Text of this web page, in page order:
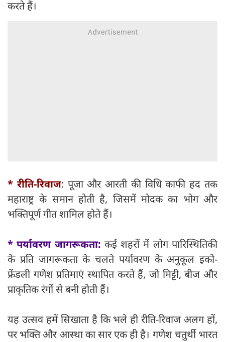
करते हैं।
* रीति-रिवाज: पूजा और आरती की विधि काफी हद तक
महाराष्ट्र के समान होती है, जिसमें मोदक का भोग और
भक्तिपूर्ण गीत शामिल होते हैं।
* पर्यावरण जागरूकता: कई शहरों में लोग पारिस्थितिकी
के प्रति जागरूकता के चलते पर्यावरण के अनुकूल इको-
फ्रेंडली गणेश प्रतिमाएं स्थापित करते हैं, जो मिट्टी, बीज और
प्राकृतिक रंगों से बनी होती हैं।
यह उत्सव हमें सिखाता है कि भले ही रीति-रिवाज अलग हों,
पर भक्ति और आस्था का सार एक ही है। गणेश चतुर्थी भारत